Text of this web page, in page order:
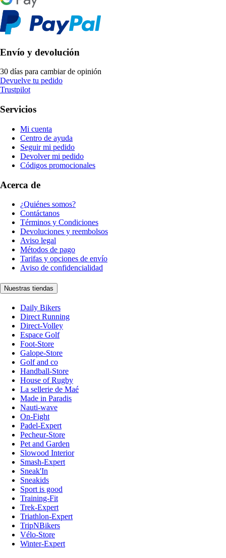
Envío y devolución
30 días para cambiar de opinión
Devuelve tu pedido
Trustpilot
Servicios
Mi cuenta
Centro de ayuda
Seguir mi pedido
Devolver mi pedido
Códigos promocionales
Acerca de
¿Quiénes somos?
Contáctanos
Términos y Condiciones
Devoluciones y reembolsos
Aviso legal
Métodos de pago
Tarifas y opciones de envío
Aviso de confidencialidad
Nuestras tiendas
Daily Bikers
Direct Running
Direct-Volley
Espace Golf
Foot-Store
Galope-Store
Golf and co
Handball-Store
House of Rugby
La sellerie de Maé
Made in Paradis
Nauti-wave
On-Fight
Padel-Expert
Pecheur-Store
Pet and Garden
Slowood Interior
Smash-Expert
Sneak'In
Sneakids
Sport is good
Training-Fit
Trek-Expert
Triathlon-Expert
TripNBikers
Vélo-Store
Winter-Expert